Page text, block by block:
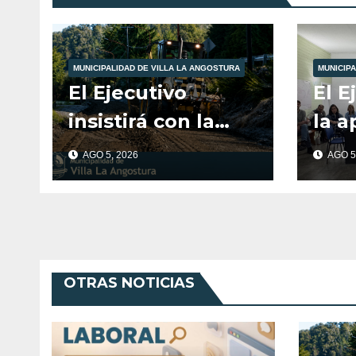
MUNICIPALIDAD DE VILLA LA ANGOSTURA
El Ejecutivo
insistirá con la
compra de ripio
tras la no
AGO 5, 2026
El
la
AGO
OTRAS NOTICIAS